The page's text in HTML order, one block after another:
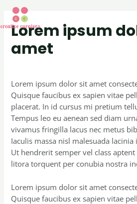
Lorem ipsum
amet
Lorem ipsum dolor sit amet
Quisque faucibus ex sapien vitae
placerat. In id cursus mi pretium
Tempus leo eu aenean sed diam
vivamus fringilla lacus nec metus
Iaculis massa nisl malesuada
Ut hendrerit semper vel class
litora torquent per conubia nostra
Lorem ipsum dolor sit amet
Quisque faucibus ex sapien vitae